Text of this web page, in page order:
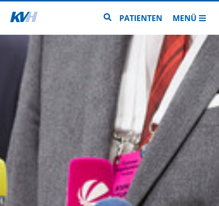
Zur Startseite Zur Seitensuche
PATIENTEN MENÜ